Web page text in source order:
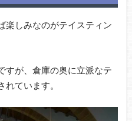
楽しみなのがテイスティン
すが、倉庫の奥に立派なテ
ています。